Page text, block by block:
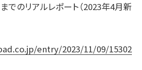
でのリアルレポート（2023年4月新
entry/2023/11/09/15302